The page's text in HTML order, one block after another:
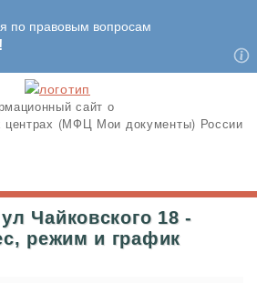
сайт о
центрах (МФЦ Мои документы) России
Чайковского 18 -
режим и график